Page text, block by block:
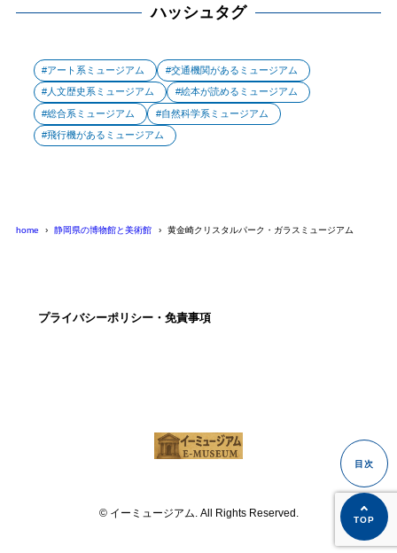
ハッシュタグ
アート系ミュージアム 交通機関があるミュージアム
人文歴史系ミュージアム 絵本が読めるミュージアム
総合系ミュージアム 自然科学系ミュージアム
飛行機があるミュージアム
home 静岡県の博物館と美術館 黄金崎クリスタルパーク・ガラスミュージアム
プライバシーポリシー・免責事項
© イーミュージアム. All Rights Reserved.